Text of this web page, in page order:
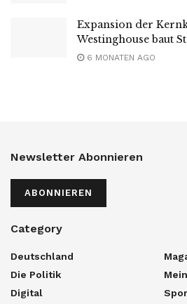
Expansion der
Westinghouse baut
6 MONATEN AGO
Newsletter Abonnieren
ABONNIEREN
Category
Deutschland
Die Politik
Digital